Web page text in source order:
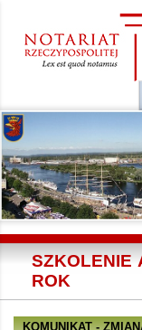
SZKOLENIE
ROK
KOMUNIKAT -